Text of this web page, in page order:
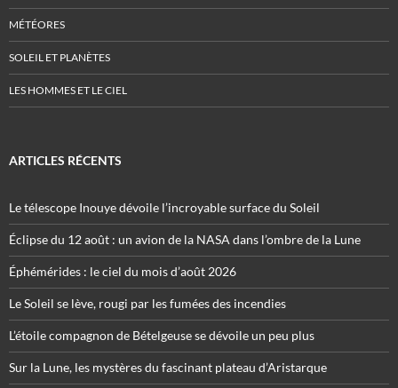
MÉTÉORES
SOLEIL ET PLANÈTES
LES HOMMES ET LE CIEL
ARTICLES RÉCENTS
Le télescope Inouye dévoile l’incroyable surface du Soleil
Éclipse du 12 août : un avion de la NASA dans l’ombre de la Lune
Éphémérides : le ciel du mois d’août 2026
Le Soleil se lève, rougi par les fumées des incendies
L’étoile compagnon de Bételgeuse se dévoile un peu plus
Sur la Lune, les mystères du fascinant plateau d’Aristarque